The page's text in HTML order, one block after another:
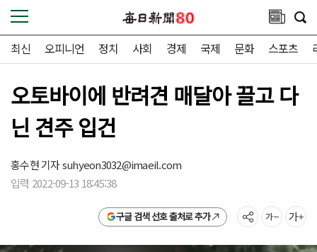
최신 오피니언 정치 사회 경제 국제 문화 스포츠
오토바이에 반려견 매달아 끌고 다
닌 견주 입건
홍수현 기자suhyeon3032@imaeil.com
입력 2022-09-13 18:45:38
구글 검색 선호 출처로 추가